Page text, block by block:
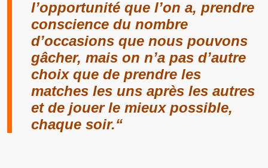
l’opportunité que l’on a, prendre
conscience du nombre
d’occasions que nous pouvons
gâcher, mais on n’a pas d’autre
choix que de prendre les
matches les uns après les autres
et de jouer le mieux possible,
chaque soir.“